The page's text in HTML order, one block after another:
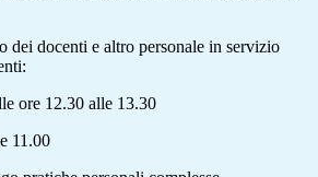
dei docenti e altro personale in servizio
ore 12.30 alle 13.30
11.00